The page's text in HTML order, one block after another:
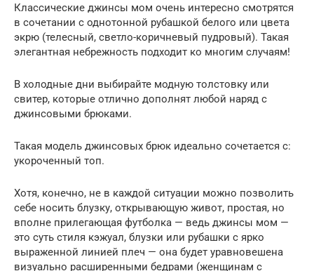
Классические джинсы мом очень интересно смотрятся
в сочетании с однотонной рубашкой белого или цвета
экрю (телесный, светло-коричневый пудровый). Такая
элегантная небрежность подходит ко многим случаям!
В холодные дни выбирайте модную толстовку или
свитер, которые отлично дополнят любой наряд с
джинсовыми брюками.
Такая модель джинсовых брюк идеально сочетается с:
укороченный топ.
Хотя, конечно, не в каждой ситуации можно позволить
себе носить блузку, открывающую живот, простая, но
вполне прилегающая футболка — ведь джинсы мом —
это суть стиля кэжуал, блузки или рубашки с ярко
выраженной линией плеч — она будет уравновешена
визуально расширенными бедрами (женщинам с